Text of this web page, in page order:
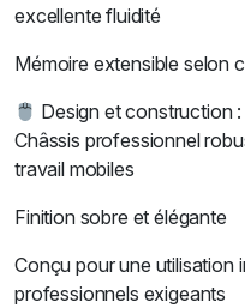
excellente fluidité
Mémoire extensible selon
Design et construction :
Châssis professionnel
travail mobiles
Finition sobre et élégante
Conçu pour une utilisation
professionnels exigeants